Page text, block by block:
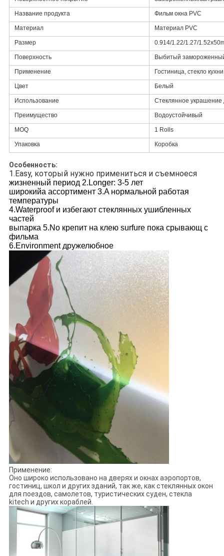
Название продукта Фильм окна PVC
Материал Материал PVC
Размер 0.914/1.22/1.27/
Поверхность Выбитый
Применение Гостиница, стекло кухни
Цвет Белый
Использование Стеклянное украшение
Преимущество Водоустойчивый
MOQ 1 Rolls
Упаковка Коробка
Особенность:
1.Easy, который нужно примениться и съемноеся
жизненный период 2.Longer: 3-5 лет
широкийа ассортимент 3.A нормальной работая
температуры
4.Waterproof и избегают стеклянных ушибленных
частей
выпарка 5.No крепит на клею surfure пока срывающ с
фильма
6.Environment дружелюбное
Применение:
Оно широко использовано на дверях и окнах аэропортов,
гостиниц, школ и других зданий, так же, как стеклянных окон
для поездов, самолетов, туристических суден, стекла
kitech и других кораблей.